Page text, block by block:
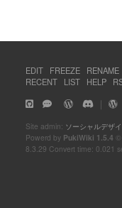
EDIT FREEZE RENAME
RECENT
LIST HELP
｜
Site admin: ソーシャルデザ
Powerd by PukiWiki 1.5.4
8.3.29 Convert time: 0.021